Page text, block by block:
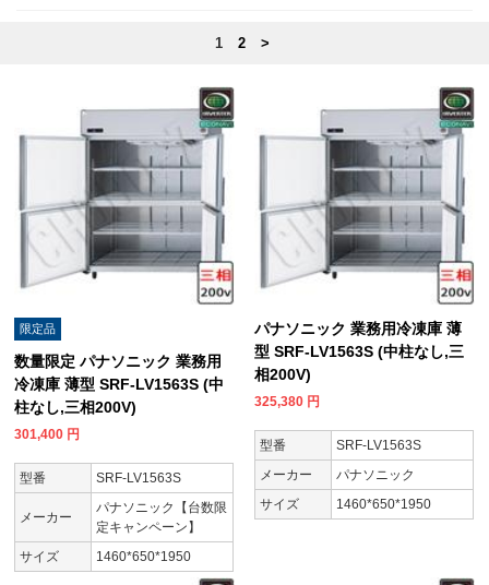
1 2 >
限定品
数量限定 パナソニック 業務用
冷凍庫 薄型 SRF-LV1563S (中
柱なし,三相200V)
301,400 円
型番 SRF-LV1563S
メーカー
パナソニック【台数限
定キャンペーン】
サイズ
1460*650*1950
パナソニック 業務用冷凍庫 薄
型 SRF-LV1563S (中柱なし,三
相200V)
325,380 円
型番
SRF-LV1563S
メーカー
パナソニック
サイズ
1460*650*1950